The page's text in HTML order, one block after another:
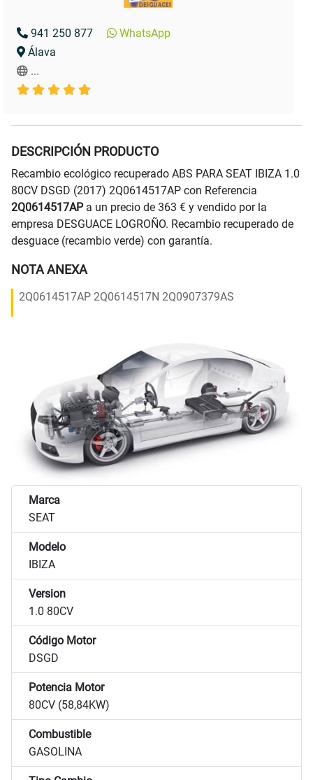
941 250 877
WhatsApp
Álava
...
DESCRIPCIÓN PRODUCTO
Recambio ecológico recuperado ABS PARA SEAT IBIZA 1.0
80CV DSGD (2017) 2Q0614517AP con Referencia
2Q0614517APa un precio de 363 € y vendido por la
empresa DESGUACE LOGROÑO. Recambio recuperado de
desguace (recambio verde) con garantía.
NOTA ANEXA
2Q0614517AP 2Q0614517N 2Q0907379AS
Marca
SEAT
Modelo
IBIZA
Version
1.0 80CV
Código Motor
DSGD
Potencia Motor
80CV (58,84KW)
Combustible
GASOLINA